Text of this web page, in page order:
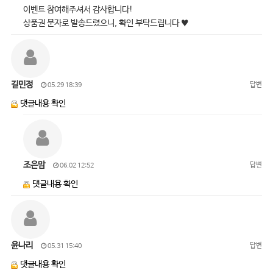
이벤트 참여해주셔서 감사합니다!
상품권 문자로 발송드렸으니, 확인 부탁드립니다 ♥
길민정 05.29 18:39 답변
댓글내용 확인
조은맘 06.02 12:52 답변
댓글내용 확인
윤나리 05.31 15:40 답변
댓글내용 확인